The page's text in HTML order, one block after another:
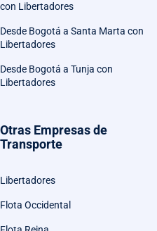
con Libertadores
Desde Bogotá a Santa Marta con
Libertadores
Desde Bogotá a Tunja con
Libertadores
Otras Empresas de
Transporte
Libertadores
Flota Occidental